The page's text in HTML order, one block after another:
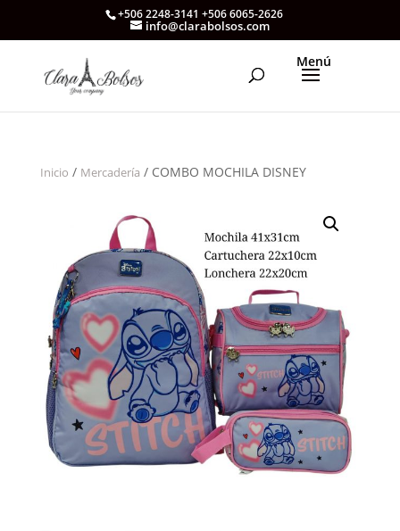
+506 2248-3141 +506 6065-2626
info@clarabolsos.com
Inicio / Mercadería / COMBO MOCHILA DISNEY